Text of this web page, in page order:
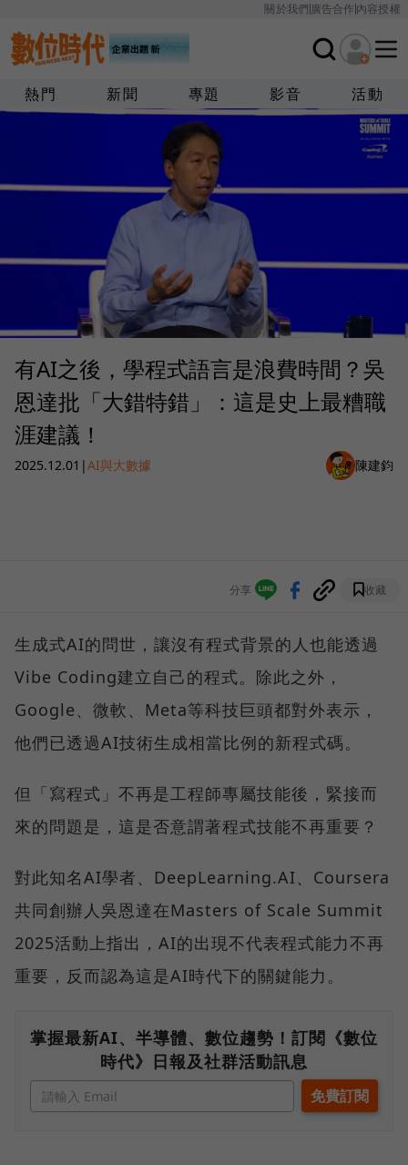
關於我們廣告合作內容授權
熱門 新聞 專題 影音 活動
有AI之後，學程式語言是浪費時間？吳
恩達批「大錯特錯」：這是史上最糟職
涯建議！
2025.12.01 |AI與大數據 陳建鈞
分享 收藏
生成式AI的問世，讓沒有程式背景的人也能透過
Vibe Coding建立自己的程式。除此之外，
Google、微軟、Meta等科技巨頭都對外表示，
他們已透過AI技術生成相當比例的新程式碼。
但「寫程式」不再是工程師專屬技能後，緊接而
來的問題是，這是否意謂著程式技能不再重要？
對此知名AI學者、DeepLearning.AI、Coursera
共同創辦人吳恩達在Masters of Scale Summit
2025活動上指出，AI的出現不代表程式能力不再
重要，反而認為這是AI時代下的關鍵能力。
掌握最新AI、半導體、數位趨勢！訂閱《數位
時代》日報及社群活動訊息